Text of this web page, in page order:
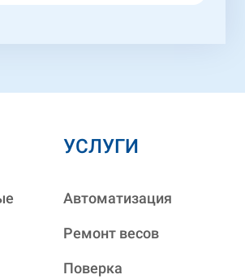
УСЛУГИ
Автоматизация
Ремонт весов
Поверка